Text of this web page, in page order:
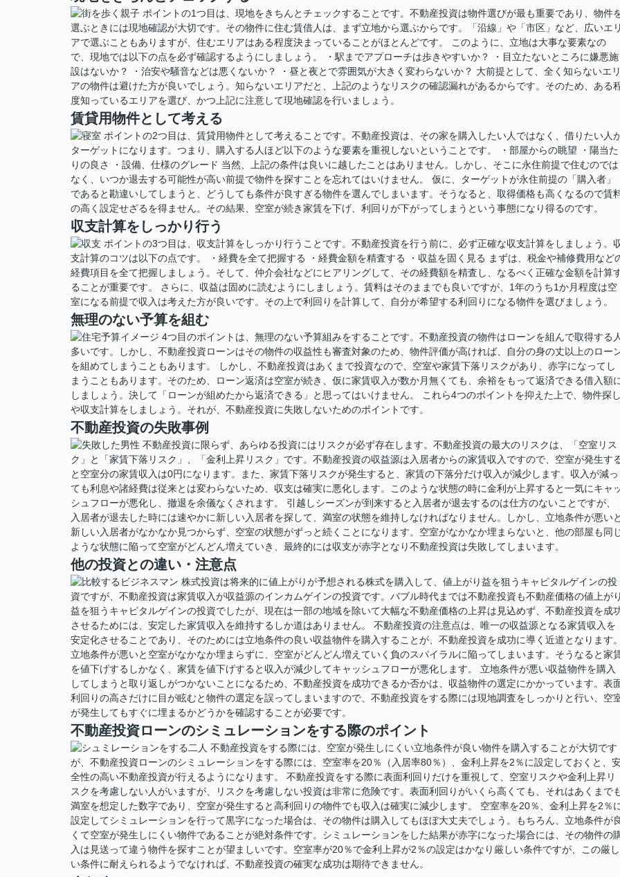
ポイントの1つ目は、現地をきちんとチェックすることです。不動産投資は物件選びが最も重要であり、物件
選ぶときには現地確認が大切です。その物件に住む賃借人は、まず立地から選ぶからです。「沿線」や「市区」など、広いエリ
アで選ぶこともありますが、住むエリアはある程度決まっていることがほとんどです。 このように、立地は大事な要素なの
で、現地では以下の点を必ず確認するようにしましょう。 ・駅までアプローチは歩きやすいか？ ・目立たないところに嫌悪施
設はないか？ ・治安や騒音などは悪くないか？ ・昼と夜とで雰囲気が大きく変わらないか？ 大前提として、全く知らないエリ
アの物件は避けた方が良いでしょう。知らないエリアだと、上記のようなリスクの確認漏れがあるからです。そのため、ある
度知っているエリアを選び、かつ上記に注意して現地確認を行いましょう。
賃貸用物件として考える
ポイントの2つ目は、賃貸用物件として考えることです。不動産投資は、その家を購入したい人ではなく、借りたい人
ターゲットになります。つまり、購入する人ほど以下のような要素を重視しないということです。 ・部屋からの眺望 ・陽当た
りの良さ ・設備、仕様のグレード 当然、上記の条件は良いに越したことはありません。しかし、そこに永住前提で住むのでは
なく、いつか退去する可能性が高い前提で物件を探すことを忘れてはいけません。 仮に、ターゲットが永住前提の「購入者」
であると勘違いしてしまうと、どうしても条件が良すぎる物件を選んでしまいます。そうなると、取得価格も高くなるので賃
の高く設定せざるを得ません。その結果、空室が続き家賃を下げ、利回りが下がってしまうという事態になり得るのです。
収支計算をしっかり行う
ポイントの3つ目は、収支計算をしっかり行うことです。不動産投資を行う前に、必ず正確な収支計算をしましょう。
支計算のコツは以下の点です。 ・経費を全て把握する ・経費金額を精査する ・収益を固く見る まずは、税金や補修費用など
経費項目を全て把握しましょう。そして、仲介会社などにヒアリングして、その経費額を精査し、なるべく正確な金額を計算
ることが重要です。 さらに、収益は固めに読むようにしましょう。賃料はそのままでも良いですが、1年のうち1か月程度は空
室になる前提で収入は考えた方が良いです。その上で利回りを計算して、自分が希望する利回りになる物件を選びましょう。
無理のない予算を組む
4つ目のポイントは、無理のない予算組みをすることです。不動産投資の物件はローンを組んで取得する人
多いです。しかし、不動産投資ローンはその物件の収益性も審査対象のため、物件評価が高ければ、自分の身の丈以上のロー
を組めてしまうこともあります。 しかし、不動産投資はあくまで投資なので、空室や家賃下落リスクがあり、赤字になってし
まうこともあります。そのため、ローン返済は空室が続き、仮に家賃収入が数か月無くても、余裕をもって返済できる借入額
しましょう。決して「ローンが組めたから返済できる」と思ってはいけません。 これら4つのポイントを抑えた上で、物件探し
や収支計算をしましょう。それが、不動産投資に失敗しないためのポイントです。
不動産投資の失敗事例
不動産投資に限らず、あらゆる投資にはリスクが必ず存在します。不動産投資の最大のリスクは、「空室リス
ク」と「家賃下落リスク」、「金利上昇リスク」です。不動産投資の収益源は入居者からの家賃収入ですので、空室が発生す
と空室分の家賃収入は0円になります。また、家賃下落リスクが発生すると、家賃の下落分だけ収入が減少します。収入が減っ
ても利息や諸経費は従来とは変わらないため、収支は確実に悪化します。このような状態の時に金利が上昇すると一気にキャ
シュフローが悪化し、撤退を余儀なくされます。 引越しシーズンが到来すると入居者が退去するのは仕方のないことですが、
入居者が退去した時には速やかに新しい入居者を探して、満室の状態を維持しなければなりません。しかし、立地条件が悪いと
新しい入居者がなかなか見つからず、空室の状態がずっと続くことになります。空室がなかなか埋まらないと、他の部屋も同
ような状態に陥って空室がどんどん増えていき、最終的には収支が赤字となり不動産投資は失敗してしまいます。
他の投資との違い・注意点
株式投資は将来的に値上がりが予想される株式を購入して、値上がり益を狙うキャピタルゲインの投
資ですが、不動産投資は家賃収入が収益源のインカムゲインの投資です。バブル時代までは不動産投資も不動産価格の値上がり
益を狙うキャピタルゲインの投資でしたが、現在は一部の地域を除いて大幅な不動産価格の上昇は見込めず、不動産投資を成
させるためには、安定した家賃収入を維持するしか道はありません。 不動産投資の注意点は、唯一の収益源となる家賃収入を
安定化させることであり、そのためには立地条件の良い収益物件を購入することが、不動産投資を成功に導く近道となります。
立地条件が悪いと空室がなかなか埋まらずに、空室がどんどん増えていく負のスパイラルに陥ってしまいます。そうなると家
を値下げするしかなく、家賃を値下げすると収入が減少してキャッシュフローが悪化します。 立地条件が悪い収益物件を購入
してしまうと取り返しがつかないことになるため、不動産投資を成功できるか否かは、収益物件の選定にかかっています。表
利回りの高さだけに目が眩むと物件の選定を誤ってしまいますので、不動産投資をする際には現地調査をしっかりと行い、空
が発生してもすぐに埋まるかどうかを確認することが必要です。
不動産投資ローンのシミュレーションをする際のポイント
不動産投資をする際には、空室が発生しにくい立地条件が良い物件を購入することが大切です
が、不動産投資ローンのシミュレーションをする際には、空室率を20％（入居率80％）、金利上昇を2％に設定しておくと、
全性の高い不動産投資が行えるようになります。 不動産投資をする際に表面利回りだけを重視して、空室リスクや金利上昇リ
スクを考慮しない人がいますが、リスクを考慮しない投資は非常に危険です。表面利回りがいくら高くても、それはあくまで
満室を想定した数字であり、空室が発生すると高利回りの物件でも収入は確実に減少します。 空室率を20％、金利上昇を2％
設定してシミュレーションを行って黒字になった場合は、その物件は購入してもほぼ大丈夫でしょう。もちろん、立地条件が
くて空室が発生しにくい物件であることが絶対条件です。シミュレーションをした結果が赤字になった場合には、その物件の
入は見送って違う物件を探すことが望ましいです。空室率が20％で金利上昇が2％の設定はかなり厳しい条件ですが、この厳し
い条件に耐えられるようでなければ、不動産投資の確実な成功は期待できません。